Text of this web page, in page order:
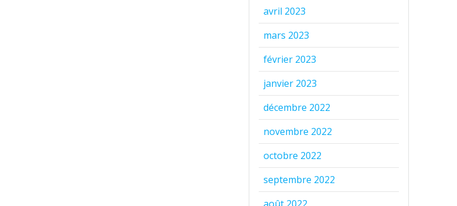
avril 2023
mars 2023
février 2023
janvier 2023
décembre 2022
novembre 2022
octobre 2022
septembre 2022